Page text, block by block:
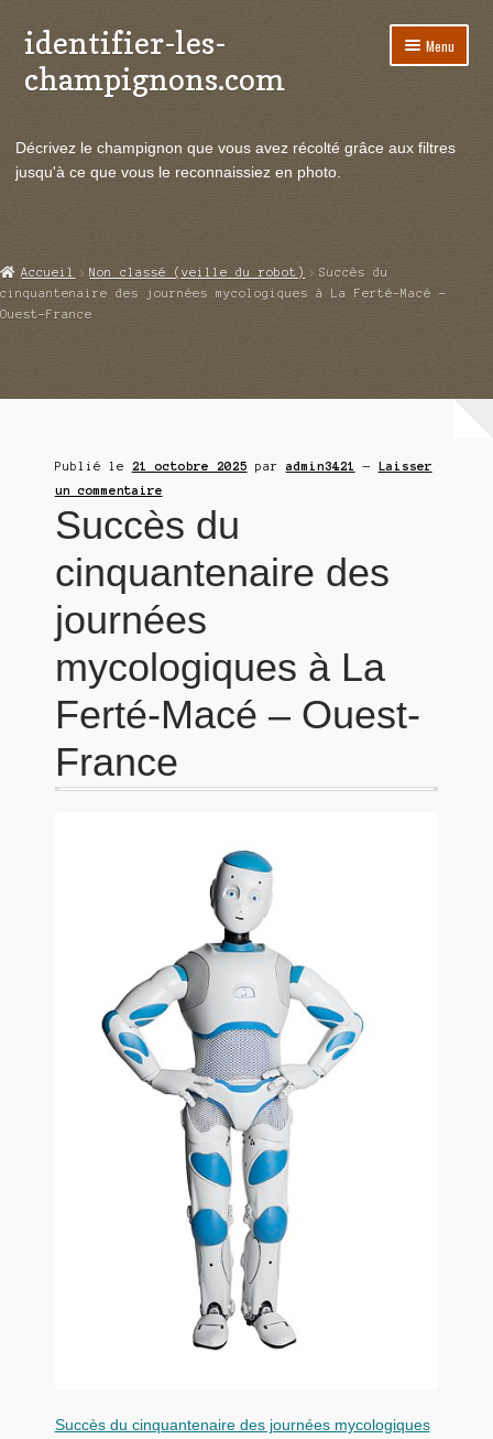
Aller
à
la
Aller
au
contenu
identifier-les-
champignons.com
Menu
le
Actualités
enfant
Echanges et contacts
le
Mycologie
Décrivez le champignon que vous avez récolté grâce aux filtres
jusqu'à ce que vous le reconnaissiez en photo.
Accueil Non classé (veille du robot)
Succès du
cinquantenaire des journées mycologiques à La Ferté-Macé –
Ouest-France
Publié le 21 octobre 2025 paradmin3421 — Laisser
un commentaire
Succès du
cinquantenaire des
journées
mycologiques à La
Ferté-Macé – Ouest-
France
Succès du cinquantenaire des journées mycologiques